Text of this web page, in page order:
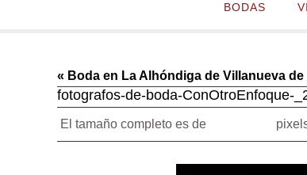
BODAS
« Boda en La Alhóndiga de Villanueva
fotografos-de-boda-ConOtroEnfoque-
El tamaño completo es de